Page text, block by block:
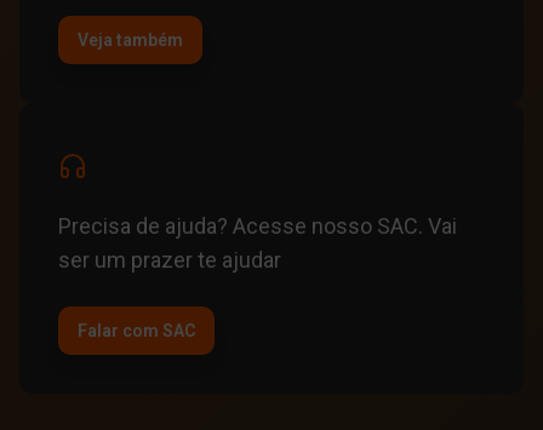
Veja também
Precisa de ajuda? Acesse nosso SAC. Vai
ser um prazer te ajudar
Falar com SAC